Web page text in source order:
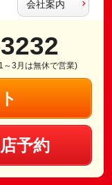
会社案内
～3月は無休で営業)
予約